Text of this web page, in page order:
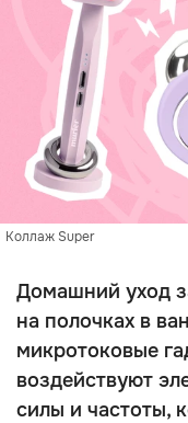
Коллаж Super
Домашний уход
на полочках в
микротоковые
воздействуют
силы и частоты,